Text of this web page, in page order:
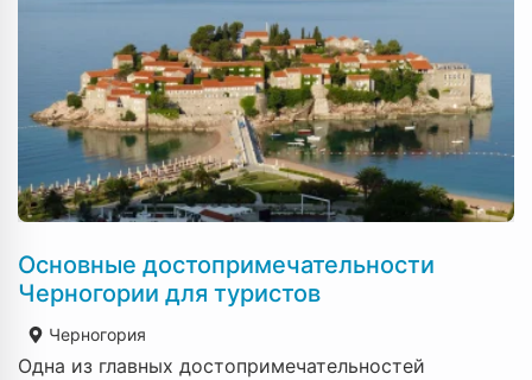
Основные достопримечательности
Черногории для туристов
Черногория
Одна из главных достопримечательностей